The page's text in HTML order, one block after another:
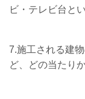
ビ・テレビ台と
7.施工される建
ど、どの当たり